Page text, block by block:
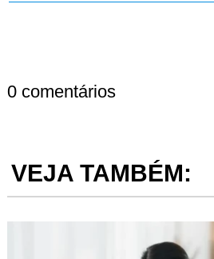
0 comentários
VEJA TAMBÉM: